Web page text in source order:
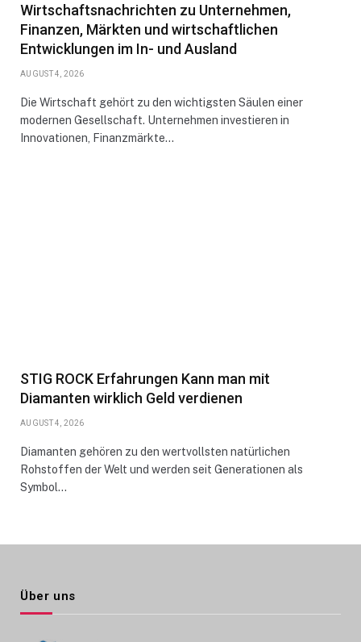
Wirtschaftsnachrichten zu Unternehmen,
Finanzen, Märkten und wirtschaftlichen
Entwicklungen im In- und Ausland
AUGUST 4, 2026
Die Wirtschaft gehört zu den wichtigsten Säulen einer
modernen Gesellschaft. Unternehmen investieren in
Innovationen, Finanzmärkte…
STIG ROCK Erfahrungen Kann man mit
Diamanten wirklich Geld verdienen
AUGUST 4, 2026
Diamanten gehören zu den wertvollsten natürlichen
Rohstoffen der Welt und werden seit Generationen als
Symbol…
Über uns